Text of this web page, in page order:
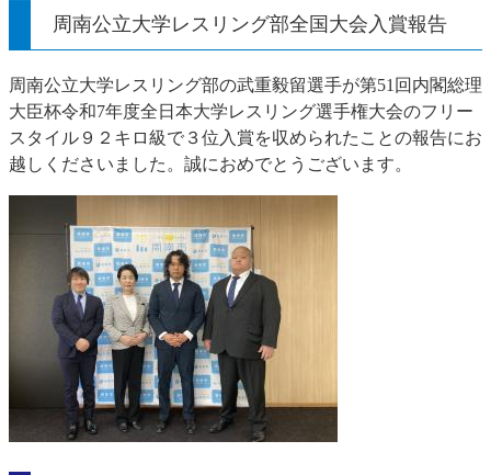
周南公立大学レスリング部全国大会入賞報告
周南公立大学レスリング部の武重毅留選手が第51回内閣総理
大臣杯令和7年度全日本大学レスリング選手権大会のフリー
スタイル９２キロ級で３位入賞を収められたことの報告にお
越しくださいました。誠におめでとうございます。